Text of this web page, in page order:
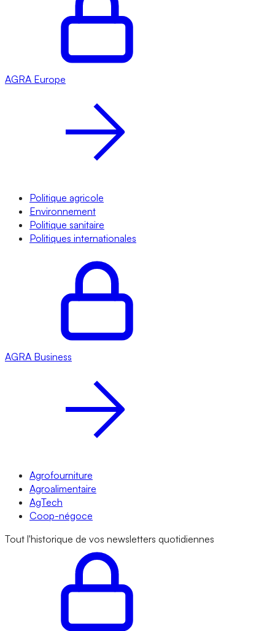
AGRA Europe
Politique agricole
Environnement
Politique sanitaire
Politiques internationales
AGRA Business
Agrofourniture
Agroalimentaire
AgTech
Coop-négoce
Tout l'historique de vos newsletters quotidiennes